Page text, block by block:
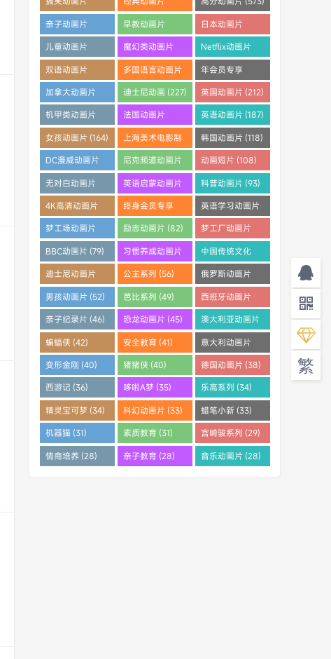
(825)
(694)
亲子动画片
(389)
早教动画片
(386)
日本动画片
(359)
儿童动画片
(350)
魔幻类动画片
(286)
Netflix动画片
(280)
双语动画片
(253)
多国语言动画片
(242)
年会员专享
(233)
加拿大动画片
(228)
迪士尼动画 (227) 英国动画片 (212)
机甲类动画片
(205)
法国动画片
(204)
英语动画片 (187)
女孩动画片 (164)
上海美术电影制
片厂 (121)
韩国动画片 (118)
DC漫威动画片
(112)
尼克频道动画片
(108)
动画短片 (108)
无对白动画片
(96)
英语启蒙动画片
(95)
科普动画片 (93)
4K高清动画片
(91)
终身会员专享
(88)
英语学习动画片
(83)
梦工场动画片
(83)
励志动画片 (82)
梦工厂动画片
(81)
BBC动画片 (79)
习惯养成动画片
(64)
中国传统文化
(61)
迪士尼动画片
(59)
公主系列 (56)
俄罗斯动画片
(55)
男孩动画片 (52) 芭比系列 (49)
西班牙动画片
(46)
亲子纪录片 (46) 恐龙动画片 (45)
澳大利亚动画片
(45)
蝙蝠侠 (42) 安全教育 (41)
意大利动画片
(41)
变形金刚 (40) 猪猪侠 (40) 德国动画片 (38)
西游记 (36) 哆啦A梦 (35) 乐高系列 (34)
精灵宝可梦 (34) 科幻动画片 (33) 蜡笔小新 (33)
机器猫 (31) 素质教育 (31) 宫崎骏系列 (29)
情商培养 (28) 亲子教育 (28) 音乐动画片 (28)
繁